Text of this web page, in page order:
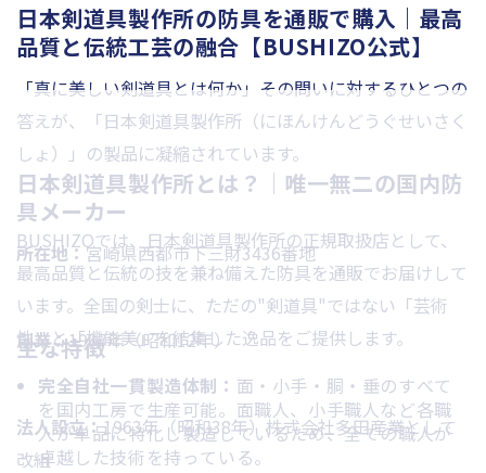
日本剣道具製作所の防具を通販で購入｜最高
品質と伝統工芸の融合【BUSHIZO公式】
「真に美しい剣道具とは何か」その問いに対するひとつの
答えが、「日本剣道具製作所（にほんけんどうぐせいさく
しょ）」の製品に凝縮されています。
BUSHIZOでは、日本剣道具製作所の正規取扱店として、
最高品質と伝統の技を兼ね備えた防具を通販でお届けして
います。全国の剣士に、ただの"剣道具"ではない「芸術
性」と「機能美」を結集した逸品をご提供します。
日本剣道具製作所とは？｜唯一無二の国内防
具メーカー
所在地：宮崎県西都市下三財3436番地
創業：1937年（昭和12年）
法人設立：1963年（昭和38年）株式会社多田産業として
改組
主な特徴
完全自社一貫製造体制： 面・小手・胴・垂のすべて
を国内工房で生産可能。面職人、小手職人など各職
人が単品に特化し製造しているため、全ての職人が
卓越した技術を持っている。